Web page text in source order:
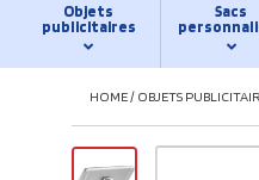
Objets
publicitaires
Sacs
HOME/ OBJETS